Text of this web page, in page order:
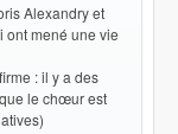
Alexandry et
ont mené une vie
: il y a des
le chœur est